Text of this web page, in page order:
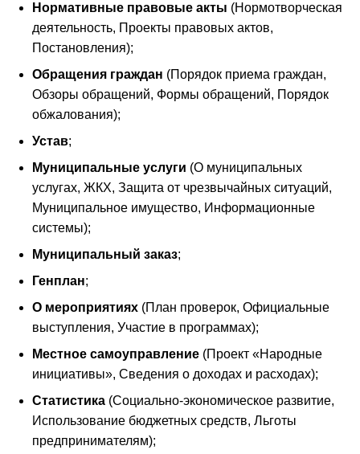
Нормативные правовые акты (Нормотворческая
деятельность, Проекты правовых актов,
Постановления);
Обращения граждан (Порядок приема граждан,
Обзоры обращений, Формы обращений, Порядок
обжалования);
Устав;
Муниципальные услуги (О муниципальных
услугах, ЖКХ, Защита от чрезвычайных ситуаций,
Муниципальное имущество, Информационные
системы);
Муниципальный заказ;
Генплан;
О мероприятиях (План проверок, Официальные
выступления, Участие в программах);
Местное самоуправление (Проект «Народные
инициативы», Сведения о доходах и расходах);
Статистика (Социально-экономическое развитие,
Использование бюджетных средств, Льготы
предпринимателям);